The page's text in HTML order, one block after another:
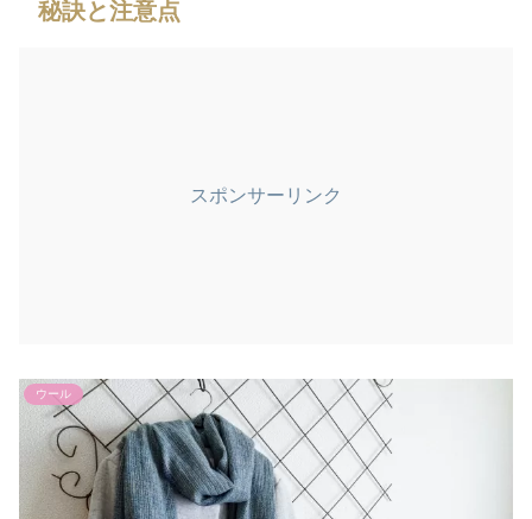
秘訣と注意点
スポンサーリンク
ウール